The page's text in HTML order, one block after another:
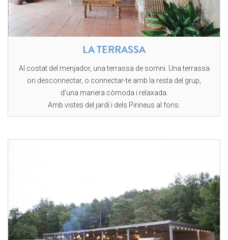
LA TERRASSA
Al costat del menjador, una terrassa de somni. Una terrassa
on desconnectar, o connectar-te amb la resta del grup,
d’una manera còmoda i relaxada.
Amb vistes del jardí i dels Pirineus al fons.